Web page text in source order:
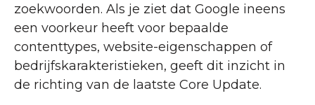
zoekwoorden. Als je ziet dat Google ineens
een voorkeur heeft voor bepaalde
contenttypes, website-eigenschappen of
bedrijfskarakteristieken, geeft dit inzicht in
de richting van de laatste Core Update.